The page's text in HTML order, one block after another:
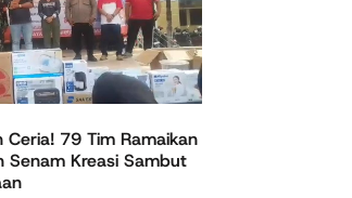
Ceria! 79 Tim Ramaikan
Senam Kreasi Sambut